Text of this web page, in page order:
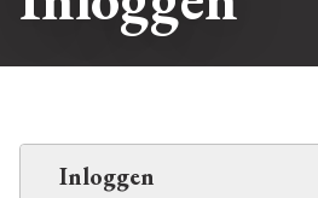
Inloggen